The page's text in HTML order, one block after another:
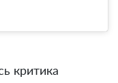
критика